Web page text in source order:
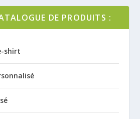
DE PRODUITS :
shirt